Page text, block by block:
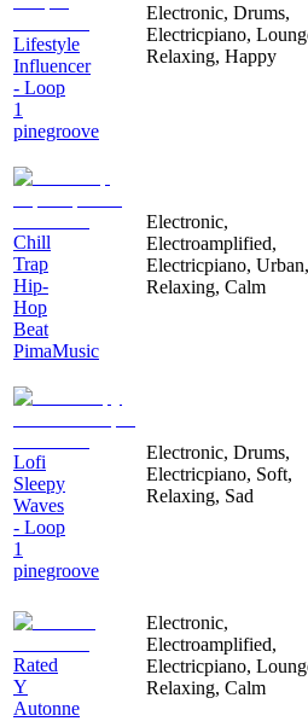
Lifestyle
Influencer
- Loop
1
pinegroove
Electronic, Drums,
Electricpiano,
Relaxing, Happy
Chill
Trap
Hip-
Hop
Beat
PimaMusic
Electronic,
Electroamplified,
Electricpiano, Urban,
Relaxing, Calm
Lofi
Sleepy
Waves
- Loop
1
pinegroove
Electronic, Drums,
Electricpiano, Soft,
Relaxing, Sad
Rated
Y
Autonne
Electronic,
Electroamplified,
Electricpiano,
Relaxing, Calm